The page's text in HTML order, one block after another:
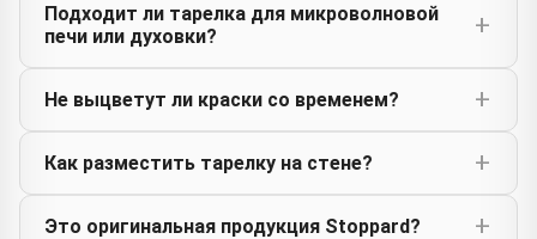
Подходит ли тарелка для микроволновой
печи или духовки?
Не выцветут ли краски со временем?
Как разместить тарелку на стене?
Это оригинальная продукция Stoppard?